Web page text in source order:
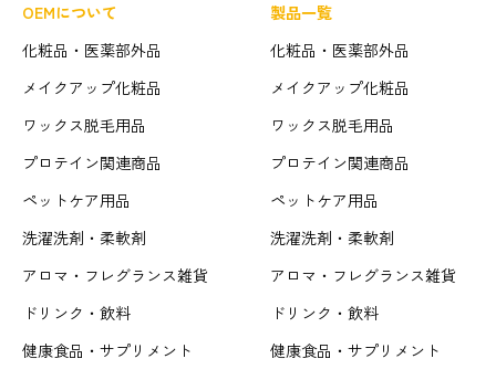
OEMについて
化粧品・医薬部外品
メイクアップ化粧品
ワックス脱毛用品
プロテイン関連商品
ペットケア用品
洗濯洗剤・柔軟剤
アロマ・フレグランス雑貨
ドリンク・飲料
健康食品・サプリメント
製品一覧
化粧品・医薬部外品
メイクアップ化粧品
ワックス脱毛用品
プロテイン関連商品
ペットケア用品
洗濯洗剤・柔軟剤
アロマ・フレグランス雑貨
ドリンク・飲料
健康食品・サプリメント